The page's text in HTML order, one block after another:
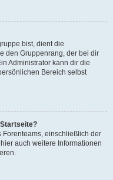
bist, dient die
den Gruppenrang, der bei dir
Administrator kann dir die
Bereich selbst
Forenteams, einschließlich der
auch weitere Informationen